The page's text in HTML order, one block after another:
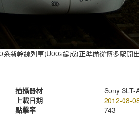
新幹線列車(U002編成)正準備從博多駅開出
拍攝器材
Sony SLT-
上載日期
2012-08-08
點擊率
743